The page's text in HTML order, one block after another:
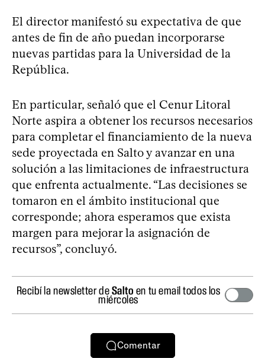
El director manifestó su expectativa de que
antes de fin de año puedan incorporarse
nuevas partidas para la Universidad de la
República.
En particular, señaló que el Cenur Litoral
Norte aspira a obtener los recursos necesarios
para completar el financiamiento de la nueva
sede proyectada en Salto y avanzar en una
solución a las limitaciones de infraestructura
que enfrenta actualmente. “Las decisiones se
tomaron en el ámbito institucional que
corresponde; ahora esperamos que exista
margen para mejorar la asignación de
recursos”, concluyó.
Recibí la newsletter deSalto en tu email todos los
miércoles
Comentar